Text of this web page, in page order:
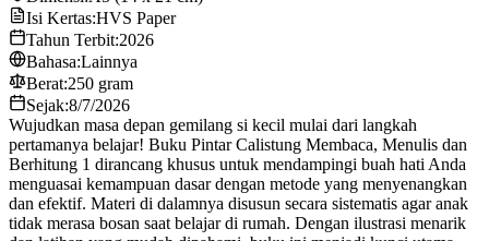
Isi Kertas:HVS Paper
Tahun Terbit:2026
Bahasa:Lainnya
Berat:250 gram
Sejak:8/7/2026
Wujudkan masa depan gemilang si kecil mulai dari langkah
pertamanya belajar! Buku Pintar Calistung Membaca, Menulis dan
Berhitung 1 dirancang khusus untuk mendampingi buah hati Anda
menguasai kemampuan dasar dengan metode yang menyenangkan
dan efektif. Materi di dalamnya disusun secara sistematis agar anak
tidak merasa bosan saat belajar di rumah. Dengan ilustrasi menarik